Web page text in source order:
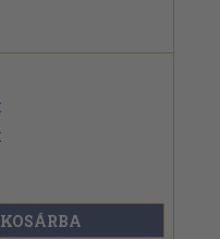
KOSÁRBA